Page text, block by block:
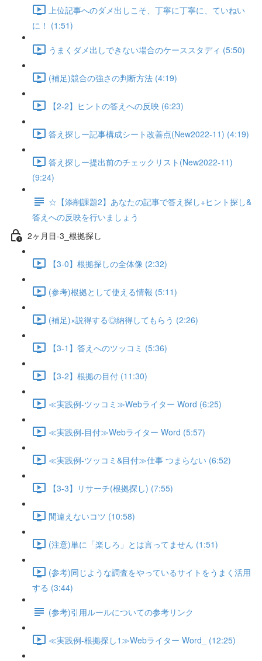
上位記事へのダメ出しこそ、丁寧に丁寧に、ていねい
に！ (1:51)
うまくダメ出しできない場合のケーススタディ (5:50)
(補足)競合の強さの判断方法 (4:19)
【2-2】ヒントの答えへの反映 (6:23)
答え探しー記事構成シート改善点(New2022-11) (4:19)
答え探しー提出前のチェックリスト(New2022-11)
(9:24)
☆【添削課題2】あなたの記事で答え探し+ヒント探し&
答えへの反映を行いましょう
2ヶ月目-3_根拠探し
【3-0】根拠探しの全体像 (2:32)
(参考)根拠として使える情報 (5:11)
(補足)×説得する◎納得してもらう (2:26)
【3-1】答えへのツッコミ (5:36)
【3-2】根拠の目付 (11:30)
≪実践例-ツッコミ≫Webライター Word (6:25)
≪実践例-目付≫Webライター Word (5:57)
≪実践例-ツッコミ&目付≫仕事 つまらない (6:52)
【3-3】リサーチ(根拠探し) (7:55)
間違えないコツ (10:58)
(注意)単に「楽しろ」とは言ってません (1:51)
(参考)同じような調査をやっているサイトをうまく活用
する (3:44)
(参考)引用ルールについての参考リンク
≪実践例-根拠探し1≫Webライター Word_ (12:25)